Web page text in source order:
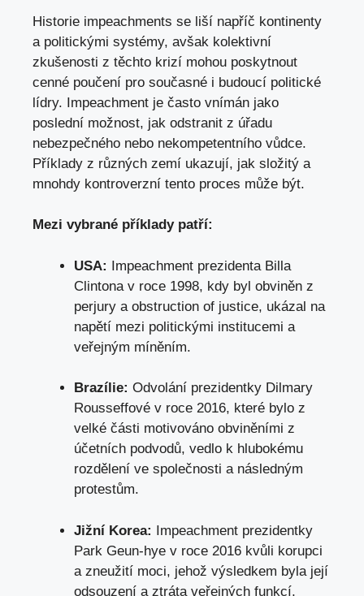
Historie impeachments se liší napříč kontinenty
a politickými systémy, avšak kolektivní
zkušenosti z těchto krizí mohou poskytnout
cenné poučení pro současné i budoucí politické
lídry. Impeachment je často vnímán jako
poslední možnost, jak odstranit z úřadu
nebezpečného nebo nekompetentního vůdce.
Příklady z různých zemí ukazují, jak složitý a
mnohdy kontroverzní tento proces může být.
Mezi vybrané příklady patří:
USA: Impeachment prezidenta Billa
Clintona v roce 1998, kdy byl obviněn z
perjury a obstruction of justice, ukázal na
napětí mezi politickými institucemi a
veřejným míněním.
Brazílie: Odvolání prezidentky Dilmary
Rousseffové v roce 2016, které bylo z
velké části motivováno obviněními z
účetních podvodů, vedlo k hlubokému
rozdělení ve společnosti a následným
protestům.
Jižní Korea: Impeachment prezidentky
Park Geun-hye v roce 2016 kvůli korupci
a zneužití moci, jehož výsledkem byla její
odsouzení a ztráta veřejných funkcí,